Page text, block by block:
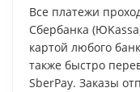
Все платежи
Сбербанка
картой любого
также быстро
SberPay. Заказы